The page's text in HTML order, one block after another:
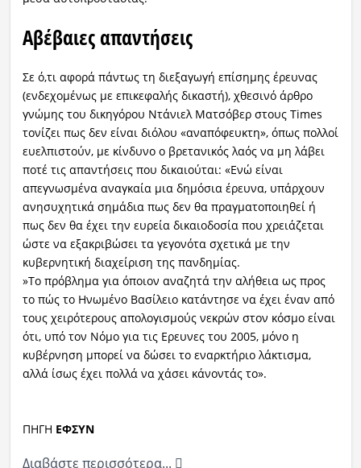
Αβέβαιες απαντήσεις
Σε ό,τι αφορά πάντως τη διεξαγωγή επίσημης έρευνας
(ενδεχομένως με επικεφαλής δικαστή), χθεσινό άρθρο
γνώμης του δικηγόρου Ντάνιελ Ματσόβερ στους Times
τονίζει πως δεν είναι διόλου «αναπόφευκτη», όπως πολλοί
ευελπιστούν, με κίνδυνο ο βρετανικός λαός να μη λάβει
ποτέ τις απαντήσεις που δικαιούται: «Ενώ είναι
απεγνωσμένα αναγκαία μια δημόσια έρευνα, υπάρχουν
ανησυχητικά σημάδια πως δεν θα πραγματοποιηθεί ή
πως δεν θα έχει την ευρεία δικαιοδοσία που χρειάζεται
ώστε να εξακριβώσει τα γεγονότα σχετικά με την
κυβερνητική διαχείριση της πανδημίας.
»Το πρόβλημα για όποιον αναζητά την αλήθεια ως προς
το πώς το Ηνωμένο Βασίλειο κατάντησε να έχει έναν από
τους χειρότερους απολογισμούς νεκρών στον κόσμο είναι
ότι, υπό τον Νόμο για τις Ερευνες του 2005, μόνο η
κυβέρνηση μπορεί να δώσει το εναρκτήριο λάκτισμα,
αλλά ίσως έχει πολλά να χάσει κάνοντάς το».
ΠΗΓΗ ΕΦΣΥΝ
Διαβάστε περισσότερα...